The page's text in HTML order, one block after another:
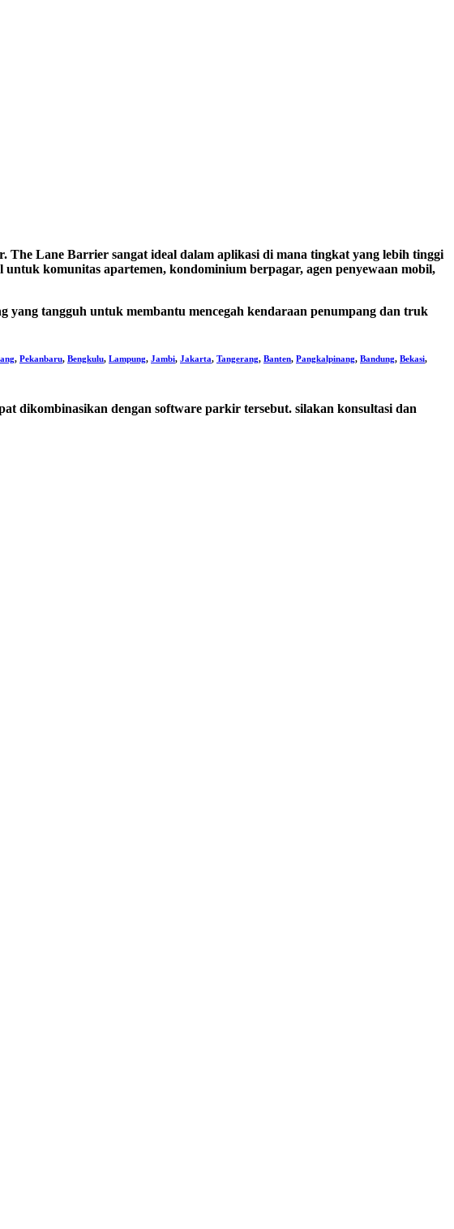
Lane Barrier sangat ideal dalam aplikasi di mana tingkat yang lebih tinggi
komunitas apartemen, kondominium berpagar, agen penyewaan mobil,
tangguh untuk membantu mencegah kendaraan penumpang dan truk
, Pekanbaru, Bengkulu, Lampung, Jambi, Jakarta, Tangerang, Banten, Pangkalpinang, Bandung, Bekasi,
dikombinasikan dengan software parkir tersebut. silakan konsultasi dan